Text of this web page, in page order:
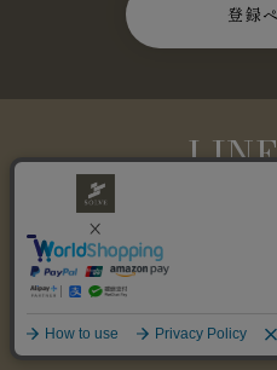
登録
LINEの友だち登録